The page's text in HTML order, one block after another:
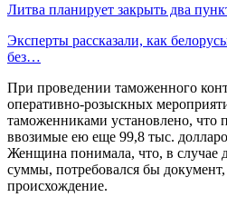
Литва планирует закрыть два
Эксперты рассказали, как
без…
При проведении таможенного
оперативно-розыскных
таможенниками установлено, что
ввозимые ею еще 99,8 тыс.
Женщина понимала, что, в случае
суммы, потребовался бы
происхождение.